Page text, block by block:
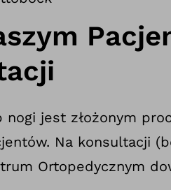
jest złożonym
Na konsultacji
Ortopedycznym